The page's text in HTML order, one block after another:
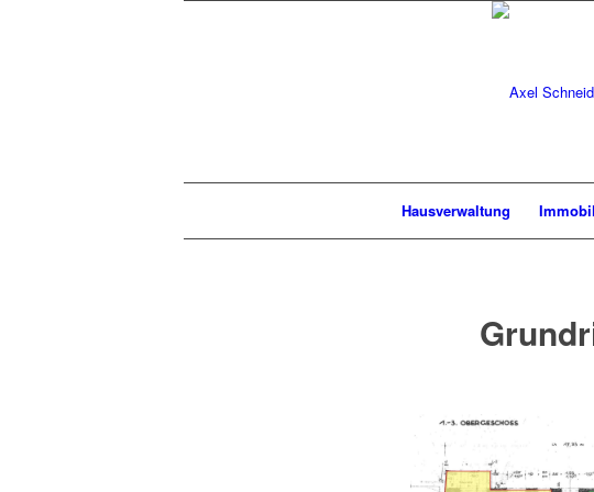
Hausverwaltung